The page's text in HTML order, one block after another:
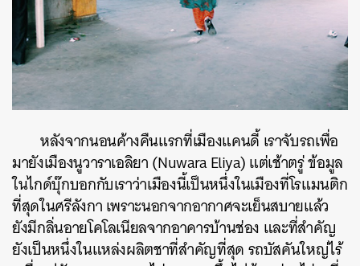
หลังจากนอนค้างคืนแรกที่เมืองแคนดี้ เราจับรถเพื่อ
มายังเมืองนูวาราเอลิยา (Nuwara Eliya) แต่เช้าตรู่ ข้อมูล
ในไกด์บุ๊กบอกกับเราว่าเมืองนี้เป็นหนึ่งในเมืองที่โรแมนติก
ที่สุดในศรีลังกา เพราะนอกจากอากาศจะเย็นสบายแล้ว
ยังมีกลิ่นอายโคโลเนียลจากอาคารบ้านช่อง และที่สำคัญ
ยังเป็นหนึ่งในแหล่งผลิตชาที่สำคัญที่สุด รถบัสคันใหญ่ไร้